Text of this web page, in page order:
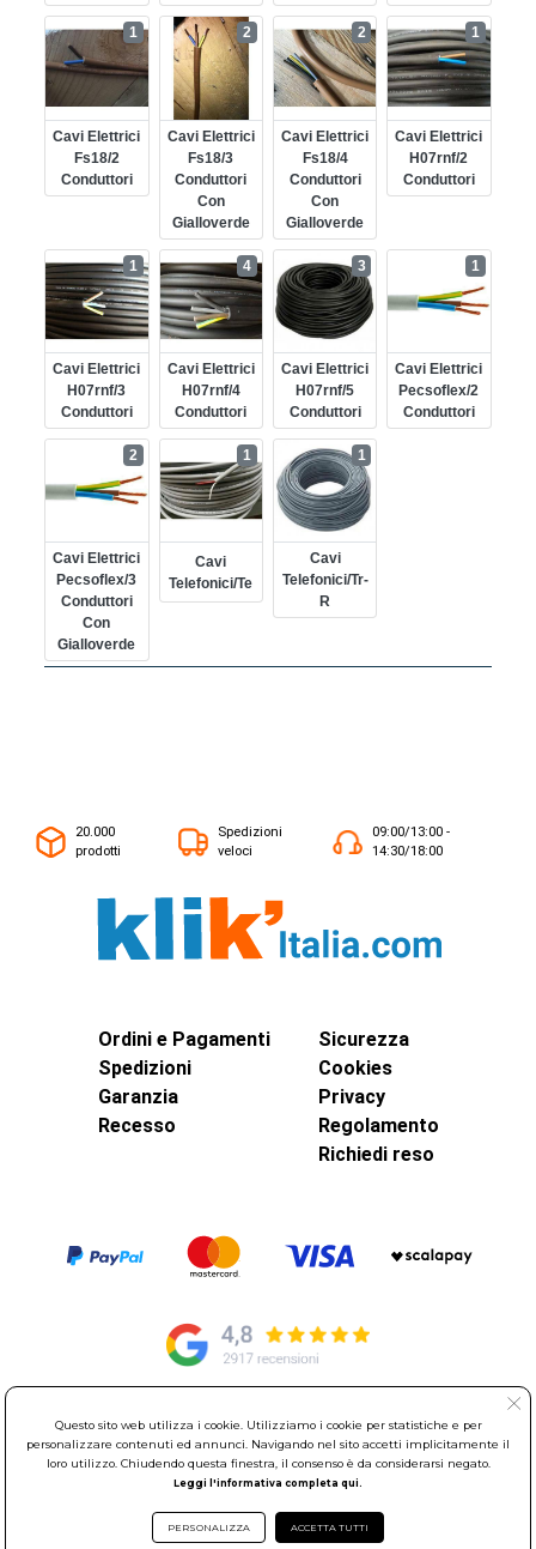
Cavi Elettrici
Fs18/2
Conduttori
1
Cavi Elettrici
Fs18/3
Conduttori
Con
Gialloverde
2
Cavi Elettrici
Fs18/4
Conduttori
Con
Gialloverde
2
Cavi Elettrici
H07rnf/2
Conduttori
1
Cavi Elettrici
H07rnf/3
Conduttori
1
Cavi Elettrici
H07rnf/4
Conduttori
4
Cavi Elettrici
H07rnf/5
Conduttori
3
Cavi Elettrici
Pecsoflex/2
Conduttori
1
Cavi Elettrici
Pecsoflex/3
Conduttori
Con
Gialloverde
2
Cavi
Telefonici/te
1
Cavi
Telefonici/tr-
R
1
20.000
prodotti
Spedizioni
veloci
09:00/13:00 -
14:30/18:00
Ordini e Pagamenti
Spedizioni
Garanzia
Recesso
Sicurezza
Cookies
Privacy
Regolamento
Richiedi reso
© Elettroservice Spa - Sede Legale: Via Leonardo da Vinci, 40 -
00015 Monterotondo Scalo (RM)
Partita Iva: 01586761007 - Codice Fiscale: 06634500588 Capitale
Roma REA: RM-535144
Questo sito web utilizza i cookie. Utilizziamo i cookie per statistiche e per
personalizzare contenuti ed annunci. Navigando nel sito accetti implicitamente il
loro utilizzo. Chiudendo questa finestra, il consenso è da considerarsi negato.
Leggi l'informativa completa qui.
PERSONALIZZA ACCETTA TUTTI